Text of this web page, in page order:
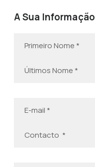
A Sua Informação